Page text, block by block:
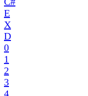
E
X
D
0
1
2
3
4